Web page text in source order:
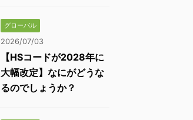
グローバル
2026/07/03
【HSコードが2028年に
大幅改定】なにがどうな
るのでしょうか？